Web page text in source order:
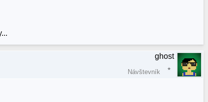
ghost
Návštevník